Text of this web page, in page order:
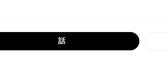
話